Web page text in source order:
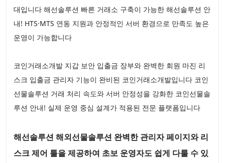
대입니다 해선솔루션 빠른 거래소 구축이 가능한 해선솔루션 안
내! HTS·MTS 연동 지원과 안정적인 서버 환경으로 만족도 높은
운영이 가능합니다
코인거래소개발 지갑 보안 입출금 장부와 완벽한 회원 마진 리
스크 입출금 관리자 기능이 완비된 코인거래소개발입니다 코인
선물솔루션 거래 처리 속도와 서버 안정성을 강화한 코인선물솔
루션 안내! 실제 운영 중심 설계가 적용된 전문 플랫폼입니다
해선솔루션 해외선물솔루션 완벽한 관리자 페이지와 리
스크 제어 툴을 제공하여 초보 운영자도 쉽게 다룰 수 있